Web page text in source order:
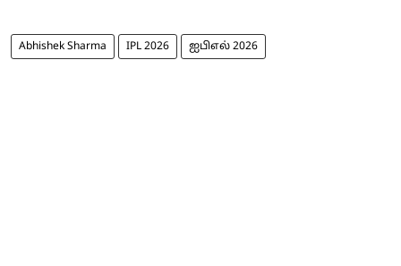
Abhishek Sharma IPL 2026 ஐபிஎல் 2026